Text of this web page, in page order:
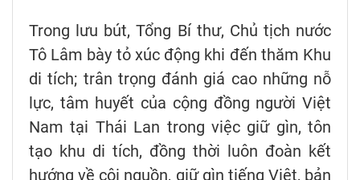
Trong lưu bút, Tổng Bí thư, Chủ tịch nước
Tô Lâm bày tỏ xúc động khi đến thăm Khu
di tích; trân trọng đánh giá cao những nỗ
lực, tâm huyết của cộng đồng người Việt
Nam tại Thái Lan trong việc giữ gìn, tôn
tạo khu di tích, đồng thời luôn đoàn kết
hướng về cội nguồn, giữ gìn tiếng Việt, bản